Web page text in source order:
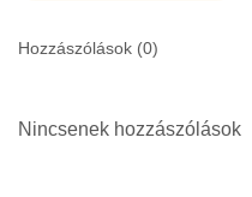
Hozzászólások (0)
Nincsenek hozzászólások